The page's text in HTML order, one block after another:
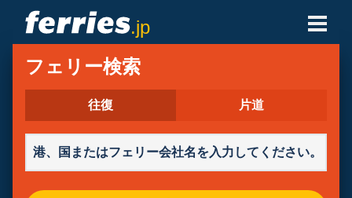
.jp
フェリー会社
フェリーの目的地
フェリールート
フェリー検索
往復 片道